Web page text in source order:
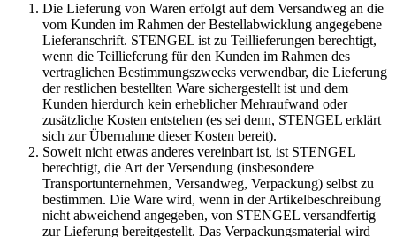
Die Lieferung von Waren erfolgt auf dem Versandweg an die
vom Kunden im Rahmen der Bestellabwicklung angegebene
Lieferanschrift. STENGEL ist zu Teillieferungen berechtigt,
wenn die Teillieferung für den Kunden im Rahmen des
vertraglichen Bestimmungszwecks verwendbar, die Lieferung
der restlichen bestellten Ware sichergestellt ist und dem
Kunden hierdurch kein erheblicher Mehraufwand oder
zusätzliche Kosten entstehen (es sei denn, STENGEL erklärt
sich zur Übernahme dieser Kosten bereit).
Soweit nicht etwas anderes vereinbart ist, ist STENGEL
berechtigt, die Art der Versendung (insbesondere
Transportunternehmen, Versandweg, Verpackung) selbst zu
bestimmen. Die Ware wird, wenn in der Artikelbeschreibung
nicht abweichend angegeben, von STENGEL versandfertig
zur Lieferung bereitgestellt. Das Verpackungsmaterial wird